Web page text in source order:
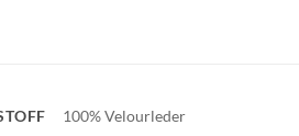
100% Velourleder